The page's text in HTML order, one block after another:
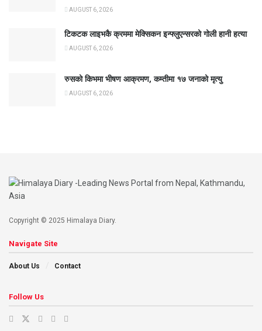
AUGUST 6, 2026
टिकटक लाइभकै क्रममा मेक्सिकन इन्फ्लुएन्सरको गोली हानी हत्या
AUGUST 6, 2026
रुसको किभमा भीषण आक्रमण, कम्तीमा १७ जनाको मृत्यु
AUGUST 6, 2026
Copyright © 2025 Himalaya Diary.
Navigate Site
About Us Contact
Follow Us